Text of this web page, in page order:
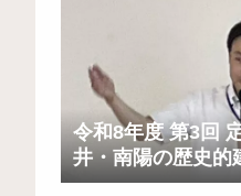
令和8年度 第3回
井・南陽の歴史的
づくり」